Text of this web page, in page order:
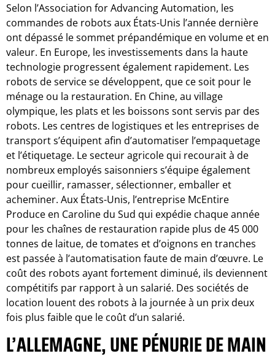
Selon l’Association for Advancing Automation, les
commandes de robots aux États-Unis l’année dernière
ont dépassé le sommet prépandémique en volume et en
valeur. En Europe, les investissements dans la haute
technologie progressent également rapidement. Les
robots de service se développent, que ce soit pour le
ménage ou la restauration. En Chine, au village
olympique, les plats et les boissons sont servis par des
robots. Les centres de logistiques et les entreprises de
transport s’équipent afin d’automatiser l’empaquetage
et l’étiquetage. Le secteur agricole qui recourait à de
nombreux employés saisonniers s’équipe également
pour cueillir, ramasser, sélectionner, emballer et
acheminer. Aux États-Unis, l’entreprise McEntire
Produce en Caroline du Sud qui expédie chaque année
pour les chaînes de restauration rapide plus de 45 000
tonnes de laitue, de tomates et d’oignons en tranches
est passée à l’automatisation faute de main d’œuvre. Le
coût des robots ayant fortement diminué, ils deviennent
compétitifs par rapport à un salarié. Des sociétés de
location louent des robots à la journée à un prix deux
fois plus faible que le coût d’un salarié.
L’ALLEMAGNE, UNE PÉNURIE DE MAIN